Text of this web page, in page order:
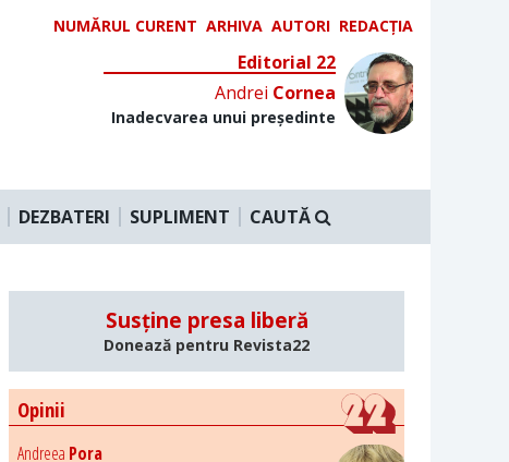
NUMĂRUL CURENT ARHIVA AUTORI REDACȚIA
Editorial 22
Andrei Cornea
Inadecvarea unui președinte
DEZBATERI SUPLIMENT CAUTĂ
Susține presa liberă
Donează pentru Revista22
Opinii
Andreea Pora